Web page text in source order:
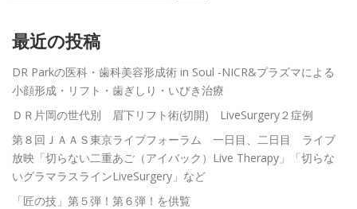
最近の投稿
DR Parkの医科・歯科美容形成術 in Soul -NICR&プラズマによる
小顔形成・リフト・歯ぎしり・いびき治療
ＤＲ片岡の世代別 眉下リフト術(切開) LiveSurgery２症例
第８回ＪＡＡＳ東京ライブフォーラム 一日目、二日目 ライブ
放映「切らない二重あご（アイバック）Live Therapy」「切らな
いグラマラスラインLiveSurgery」など
「匠の技」第５弾！第６弾！を供覧